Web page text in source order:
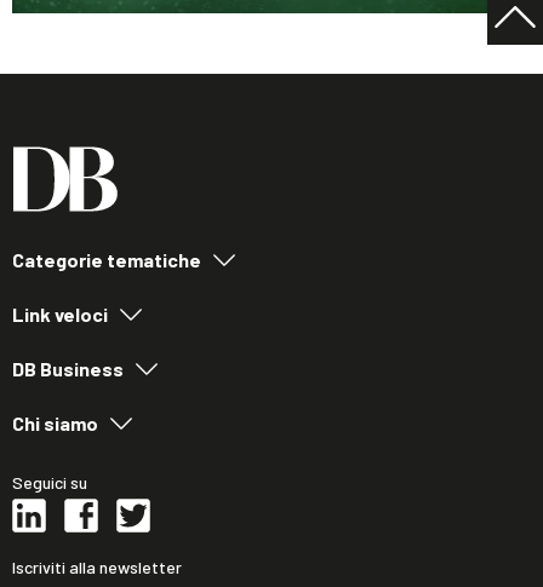
Categorie tematiche
Link veloci
DB Business
Chi siamo
Seguici su
Iscriviti alla newsletter